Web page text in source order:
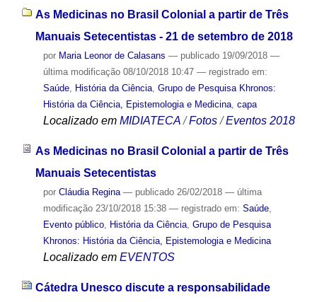
As Medicinas no Brasil Colonial a partir de Três
Manuais Setecentistas - 21 de setembro de 2018
por Maria Leonor de Calasans — publicado19/09/2018 —
última modificação08/10/2018 10:47 — registrado em:
Saúde, História da Ciência, Grupo de Pesquisa Khronos:
História da Ciência, Epistemologia e Medicina, capa
Localizado em MIDIATECA /Fotos /Eventos 2018
As Medicinas no Brasil Colonial a partir de Três
Manuais Setecentistas
por Cláudia Regina — publicado26/02/2018 — última
modificação23/10/2018 15:38 — registrado em: Saúde,
Evento público, História da Ciência, Grupo de Pesquisa
Khronos: História da Ciência, Epistemologia e Medicina
Localizado em EVENTOS
Cátedra Unesco discute a responsabilidade